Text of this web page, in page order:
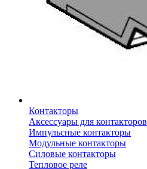
Контакторы
Аксессуары для контакторов
Импульсные контакторы
Модульные контакторы
Силовые контакторы
Тепловое реле